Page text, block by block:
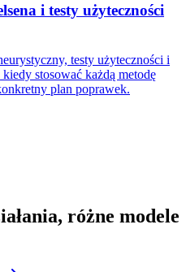
i testy użyteczności
testy użyteczności i
stosować każdą metodę
plan poprawek.
, różne modele